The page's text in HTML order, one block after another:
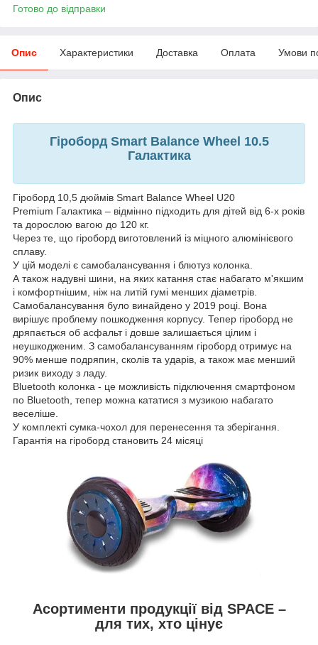
Готово до відправки
Опис Характеристики Доставка Оплата Умови
Опис
Гіроборд Smart Balance Wheel 10.5
Галактика
Гіроборд 10,5 дюймів Smart Balance Wheel U20
Premium Галактика – відмінно підходить для дітей від 6-х років
та дорослою вагою до 120 кг.
Через те, що гіроборд виготовлений із міцного алюмінієвого
сплаву.
У цій моделі є самобалансування і блютуз колонка.
А також надувні шини, на яких катання стає набагато м'якшим
і комфортнішим, ніж на литій гумі менших діаметрів.
Самобалансування було винайдено у 2019 році. Вона
вирішує проблему пошкодження корпусу. Тепер гіроборд не
дряпається об асфальт і довше залишається цілим і
неушкодженим. З самобалансуванням гіроборд отримує на
90% менше подряпин, сколів та ударів, а також має менший
ризик виходу з ладу.
Bluetooth колонка - це можливість підключення смартфоном
по Bluetooth, тепер можна кататися з музикою набагато
веселіше.
У комплекті сумка-чохол для перенесення та зберігання.
Гарантія на гіроборд становить 24 місяці
Асортименти продукції від SPACE –
для тих, хто цінує